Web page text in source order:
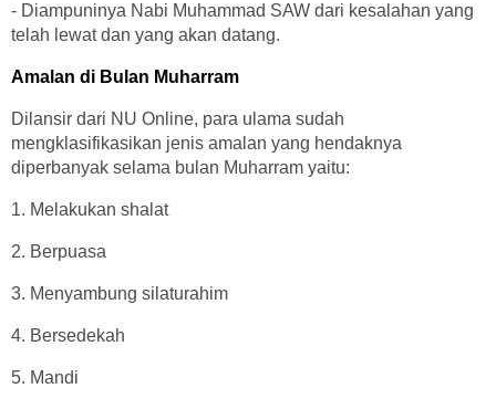
- Diampuninya Nabi Muhammad SAW dari kesalahan yang
telah lewat dan yang akan datang.
Amalan di Bulan Muharram
Dilansir dari NU Online, para ulama sudah
mengklasifikasikan jenis amalan yang hendaknya
diperbanyak selama bulan Muharram yaitu:
1. Melakukan shalat
2. Berpuasa
3. Menyambung silaturahim
4. Bersedekah
5. Mandi